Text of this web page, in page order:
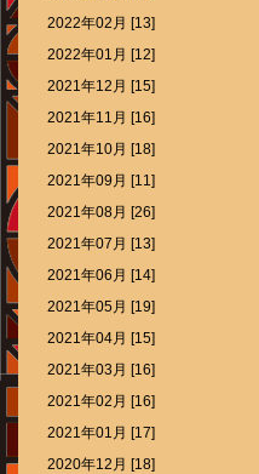
2022年02月 [13]
2022年01月 [12]
2021年12月 [15]
2021年11月 [16]
2021年10月 [18]
2021年09月 [11]
2021年08月 [26]
2021年07月 [13]
2021年06月 [14]
2021年05月 [19]
2021年04月 [15]
2021年03月 [16]
2021年02月 [16]
2021年01月 [17]
2020年12月 [18]